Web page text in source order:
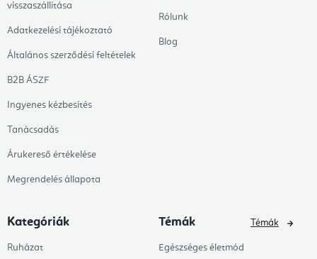
visszaszállítása
Adatkezelési tájékoztató
Általános szerződési feltételek
B2B ÁSZF
Ingyenes kézbesítés
Tanácsadás
Árukereső értékelése
Megrendelés állapota
Rólunk
Blog
Kategóriák
Ruházat
Témák
Egészséges életmód
Témák